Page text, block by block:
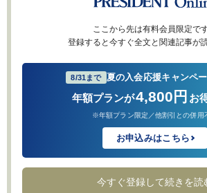
ここから先は有料会員限定です
登録すると今すぐ全文と関連記事が
8/31まで 夏の入会応援キャンペ
年額プランが4,800円 お
※年額プラン限定／他割引との併用
お申込みはこちら
今すぐ登録して続きを読